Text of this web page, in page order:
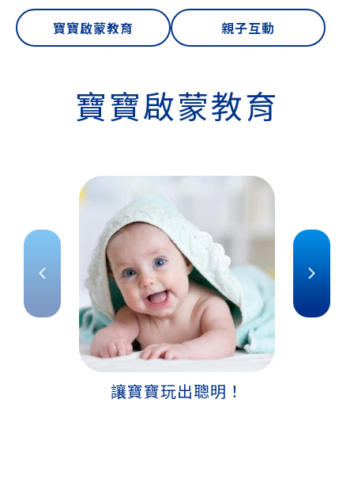
寶寶啟蒙教育 親子互動
寶寶啟蒙教育
讓寶寶玩出聰明！